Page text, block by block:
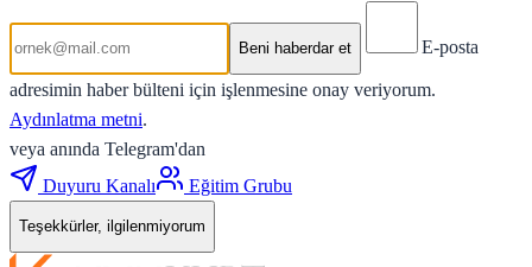
Beni haberdar et E-posta
adresimin haber bülteni için işlenmesine onay veriyorum.
Aydınlatma metni.
veya anında Telegram'dan
Duyuru Kanalı
Eğitim Grubu
Teşekkürler, ilgilenmiyorum